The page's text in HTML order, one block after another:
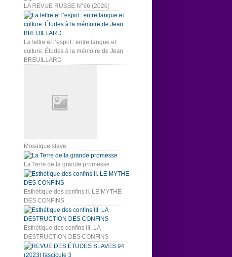
LA REVUE RUSSE N°66 (2026)
La lettre et l’esprit : entre langue et
culture. Études à la mémoire de Jean
BREUILLARD
Mosaïque slave
La Terre de la grande promesse
Esthétique des confins II. LE MYTHE
DES CONFINS
Esthétique des confins III. LA
DESTRUCTION DES CONFINS